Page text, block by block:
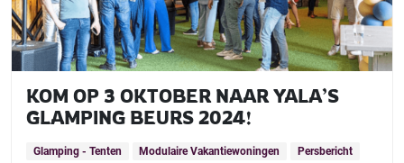
KOM OP 3 OKTOBER NAAR YALA’S
GLAMPING BEURS 2024!
Glamping - Tenten Modulaire Vakantiewoningen
Persbericht